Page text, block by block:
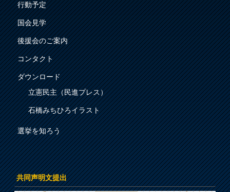
行動予定
国会見学
後援会のご案内
コンタクト
ダウンロード
立憲民主（民進プレス）
石橋みちひろイラスト
選挙を知ろう
共同声明文提出